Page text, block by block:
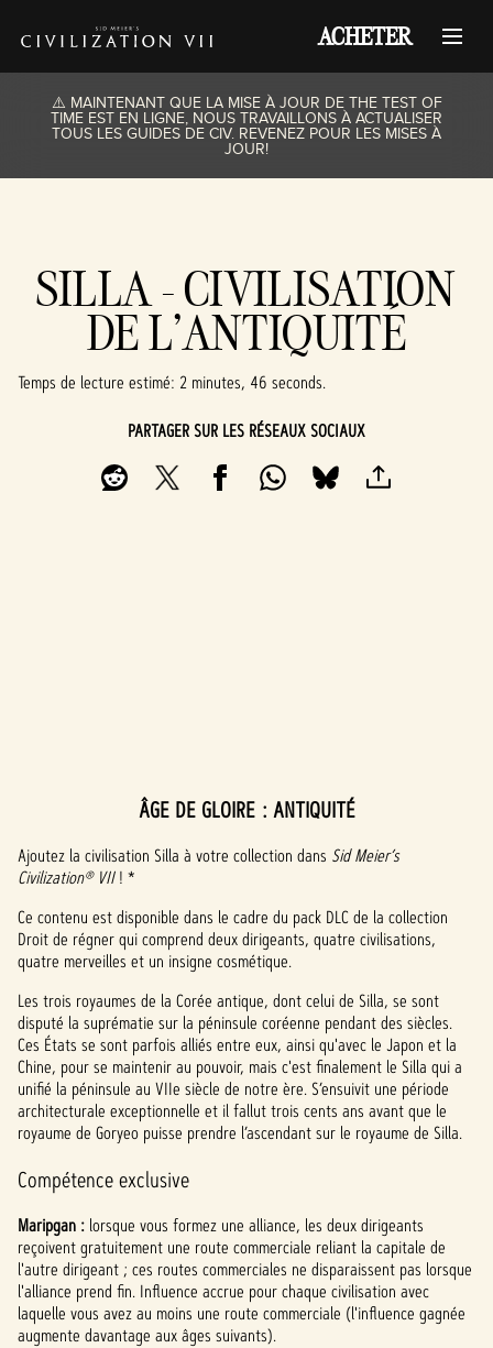
ACHETER
⚠️ MAINTENANT QUE LA MISE À JOUR DE THE TEST OF
TIME EST EN LIGNE, NOUS TRAVAILLONS À ACTUALISER
TOUS LES GUIDES DE CIV. REVENEZ POUR LES MISES À
JOUR!
SILLA - CIVILISATION
DE L'ANTIQUITÉ
Temps de lecture estimé 2 minutes, 46 seconds
PARTAGER SUR LES RÉSEAUX SOCIAUX
c
c
e
p
t
&
P
l
a
y
En
cliqua
nt
ÂGE DE GLOIRE : ANTIQUITÉ
Ajoutez la civilisation Silla à votre collection dans Sid Meier’s
Civilization® VII! *
Ce contenu est disponible dans le cadre du pack DLC de la collection
Droit de régner qui comprend deux dirigeants, quatre civilisations,
quatre merveilles et un insigne cosmétique.
Les trois royaumes de la Corée antique, dont celui de Silla, se sont
disputé la suprématie sur la péninsule coréenne pendant des siècles.
Ces États se sont parfois alliés entre eux, ainsi qu'avec le Japon et la
Chine, pour se maintenir au pouvoir, mais c'est finalement le Silla qui a
unifié la péninsule au VIIe siècle de notre ère. S’ensuivit une période
architecturale exceptionnelle et il fallut trois cents ans avant que le
royaume de Goryeo puisse prendre l’ascendant sur le royaume de Silla.
Compétence exclusive
Maripgan : lorsque vous formez une alliance, les deux dirigeants
reçoivent gratuitement une route commerciale reliant la capitale de
l'autre dirigeant ; ces routes commerciales ne disparaissent pas lorsque
l'alliance prend fin. Influence accrue pour chaque civilisation avec
laquelle vous avez au moins une route commerciale (l'influence gagnée
augmente davantage aux âges suivants).